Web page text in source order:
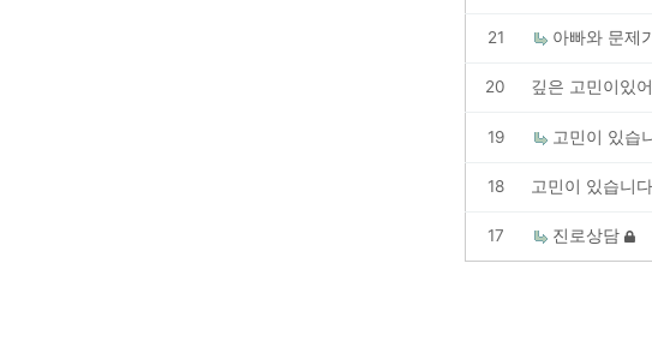
21 아빠와 문제
20 깊은 고민이있
19 고민이 있습
18 고민이 있습니다
17 진로상담